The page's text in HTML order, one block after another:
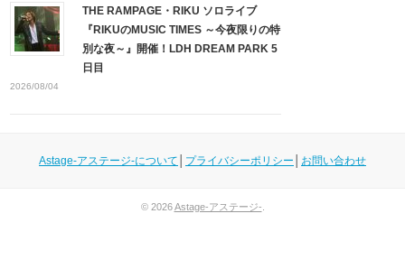
THE RAMPAGE・RIKU ソロライブ
『RIKUのMUSIC TIMES ～今夜限りの特
別な夜～』開催！LDH DREAM PARK 5
日目
2026/08/04
Astage-アステージ-について プライバシーポリシー お問い合わせ
© 2026Astage-アステージ-